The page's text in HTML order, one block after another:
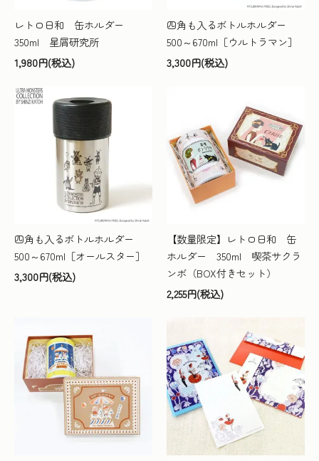
レトロ日和 缶ホルダー
350ml 星屑研究所
1,980円(税込)
四角も入るボトルホルダー
500～670ml［ウルトラマン］
3,300円(税込)
四角も入るボトルホルダー
500～670ml［オールスター］
3,300円(税込)
【数量限定】レトロ日和 缶
ホルダー 350ml 喫茶サクラ
ンボ（BOX付きセット）
2,255円(税込)